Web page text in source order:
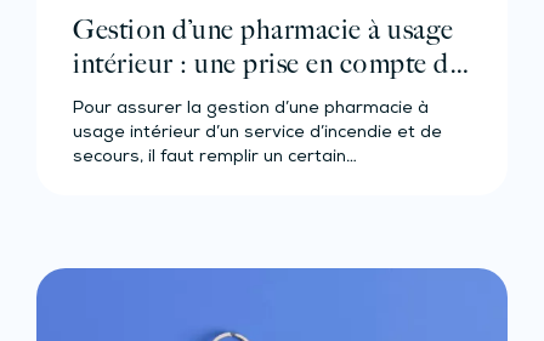
Gestion d’une pharmacie à usage
intérieur : une prise en compte de
l’expérience ?
Pour assurer la gestion d’une pharmacie à
usage intérieur d’un service d’incendie et de
secours, il faut remplir un certain…